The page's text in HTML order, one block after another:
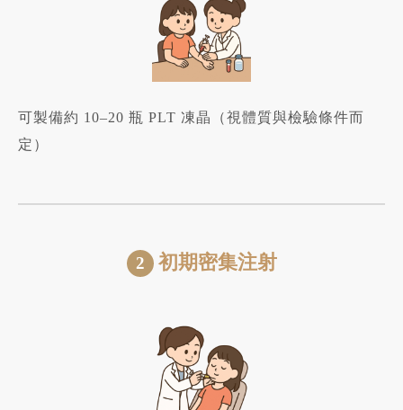
可製備約 10–20 瓶 PLT 凍晶（視體質與檢驗條件而
定）
2 初期密集注射